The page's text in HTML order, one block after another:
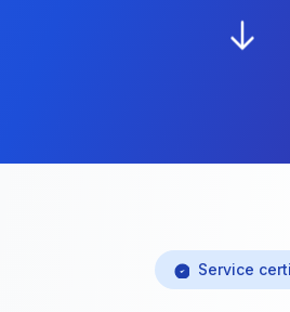
Service